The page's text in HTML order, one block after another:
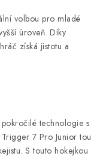
volbou pro mladé
úroveň. Díky
získá jistotu a
technologie s
7 Pro Junior tou
S touto hokejkou